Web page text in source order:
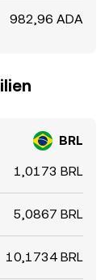
982,96 ADA
BRL
1,0173 BRL
5,0867 BRL
10,1734 BRL